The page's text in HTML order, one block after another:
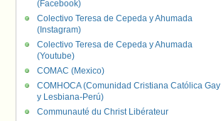
(Facebook)
Colectivo Teresa de Cepeda y Ahumada
(Instagram)
Colectivo Teresa de Cepeda y Ahumada
(Youtube)
COMAC (Mexico)
COMHOCA (Comunidad Cristiana Católica Gay
y Lesbiana-Perú)
Communauté du Christ Libérateur